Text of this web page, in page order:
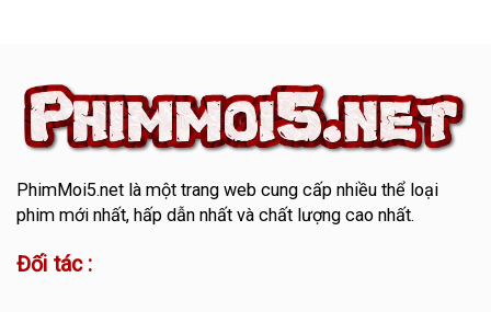
PhimMoi5.netlà một trang web cung cấp nhiều thể loại
phim mới nhất, hấp dẫn nhất và chất lượng cao nhất.
Đối tác :